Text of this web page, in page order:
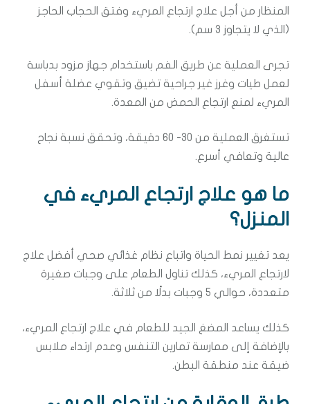
المنظار من أجل علاج ارتجاع المريء وفتق الحجاب الحاجز
(الذي لا يتجاوز 3 سم).
تجرى العملية عن طريق الفم باستخدام جهاز مزود بدباسة
لعمل طيات وغرز غير جراحية تضيق وتقوي عضلة أسفل
المريء لمنع ارتجاع الحمض من المعدة.
تستغرق العملية من 30- 60 دقيقة، وتحقق نسبة نجاح
عالية وتعافي أسرع.
ما هو علاج ارتجاع المريء في
المنزل؟
يعد تغيير نمط الحياة واتباع نظام غذائي صحي أفضل علاج
لارتجاع المريء، كذلك تناول الطعام على وجبات صغيرة
متعددة، حوالي 5 وجبات بدلًا من ثلاثة.
كذلك يساعد المضغ الجيد للطعام في علاج ارتجاع المريء،
بالإضافة إلى ممارسة تمارين التنفس وعدم ارتداء ملابس
ضيقة عند منطقة البطن.